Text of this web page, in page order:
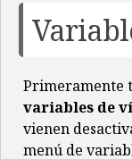
Primeramente
variables de
vienen
menú de